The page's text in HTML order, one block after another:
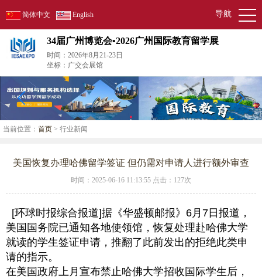
简体中文 English 导航
34届广州博览会•2026广州国际教育留学展
时间：2026年8月21-23日
坐标：广交会展馆
当前位置： 首页 > 行业新闻
美国恢复办理哈佛留学签证 但仍需对申请人进行额外审查
时间：2025-06-16 11:13:55 点击： 127次
[环球时报综合报道]据《华盛顿邮报》6月7日报道，
美国国务院已通知各地使领馆，恢复处理赴哈佛大学
就读的学生签证申请，推翻了此前发出的拒绝此类申
请的指示。
在美国政府上月宣布禁止哈佛大学招收国际学生后，